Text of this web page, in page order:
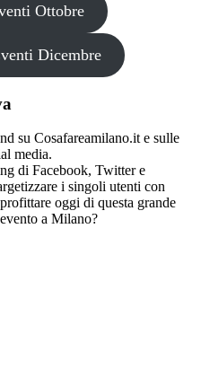
Ottobre
Dicembre
su Cosafareamilano.it e sulle
media.
di Facebook, Twitter e
i singoli utenti con
oggi di questa grande
a Milano?